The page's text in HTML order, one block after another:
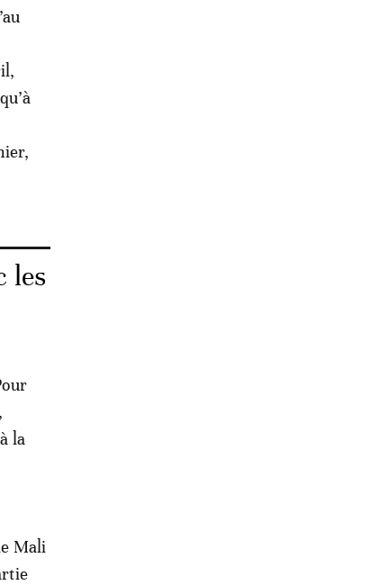
les
la
Mali